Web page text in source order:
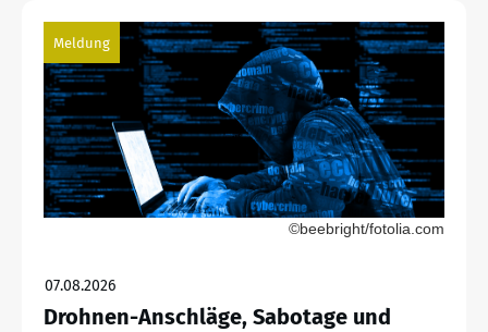
Meldung
©beebright/fotolia.com
07.08.2026
Drohnen-Anschläge, Sabotage und